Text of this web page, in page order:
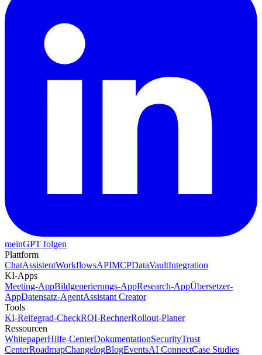
meinGPT folgen
Plattform
ChatAssistentWorkflowsAPIMCPDataVaultIntegration
KI-Apps
Meeting-AppBildgenerierungs-AppResearch-AppÜbersetzer-
AppDatensatz-AgentAssistant Creator
Tools
KI-Reifegrad-CheckROI-RechnerRollout-Planer
Ressourcen
WhitepaperHilfe-CenterDokumentationSecurityTrust
CenterRoadmapChangelogBlogEventsAI ConnectCase Studies